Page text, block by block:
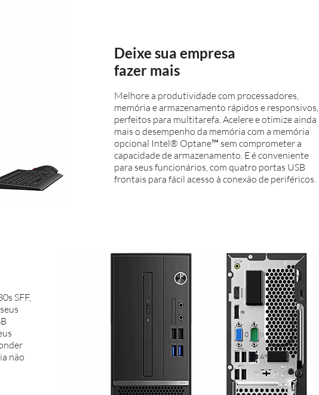
Deixe sua empresa
fazer mais
Melhore a produtividade com processadores,
memória e armazenamento rápidos e responsivos,
perfeitos para multitarefa. Acelere e otimize ainda
mais o desempenho da memória com a memória
opcional Intel® Optane™ sem comprometer a
capacidade de armazenamento. E é conveniente
para seus funcionários, com quatro portas USB
frontais para fácil acesso à conexão de periféricos.
SFF,
não